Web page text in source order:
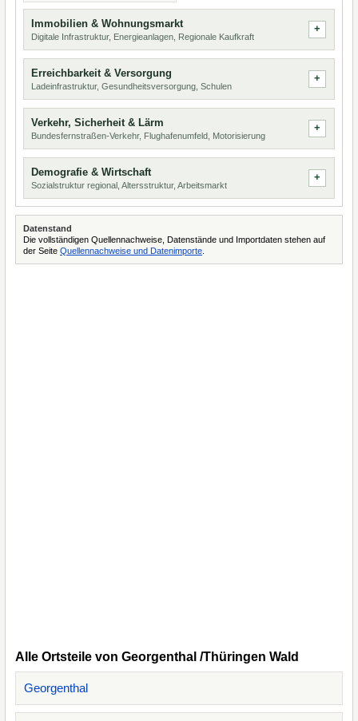
Immobilien & Wohnungsmarkt
Digitale Infrastruktur, Energieanlagen, Regionale Kaufkraft
Erreichbarkeit & Versorgung
Ladeinfrastruktur, Gesundheitsversorgung, Schulen
Verkehr, Sicherheit & Lärm
Bundesfernstraßen-Verkehr, Flughafenumfeld, Motorisierung
Demografie & Wirtschaft
Sozialstruktur regional, Altersstruktur, Arbeitsmarkt
Datenstand
Die vollständigen Quellennachweise, Datenstände und Importdaten stehen auf
der Seite Quellennachweise und Datenimporte
Alle Ortsteile von Georgenthal /Thüringen Wald
Georgenthal